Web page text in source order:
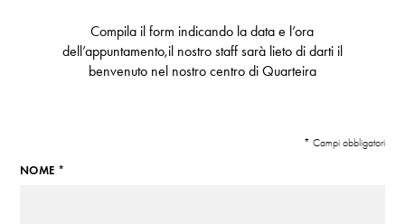
Compila il form indicando la data e l’ora
dell’appuntamento,il nostro staff sarà lieto di darti il
benvenuto nel nostro centro di Quarteira
* Campi obbligatori
NOME *